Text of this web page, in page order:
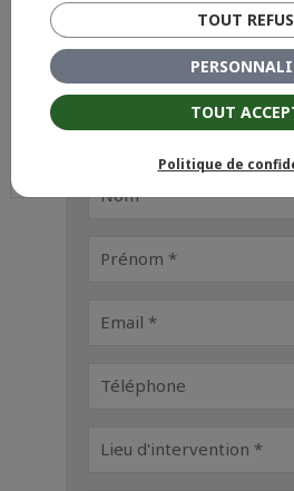
Demande de
Remplissez le formulaire ci-
nous puissions prendre
TOUT
TOUT
Politique de